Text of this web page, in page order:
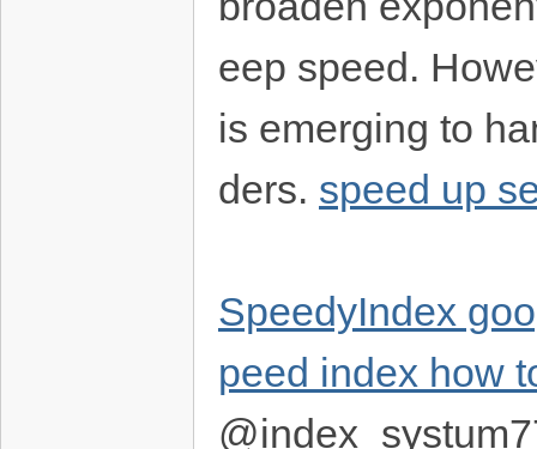
eep speed.
is emerging to
ders. speed up
SpeedyIndex
peed index how